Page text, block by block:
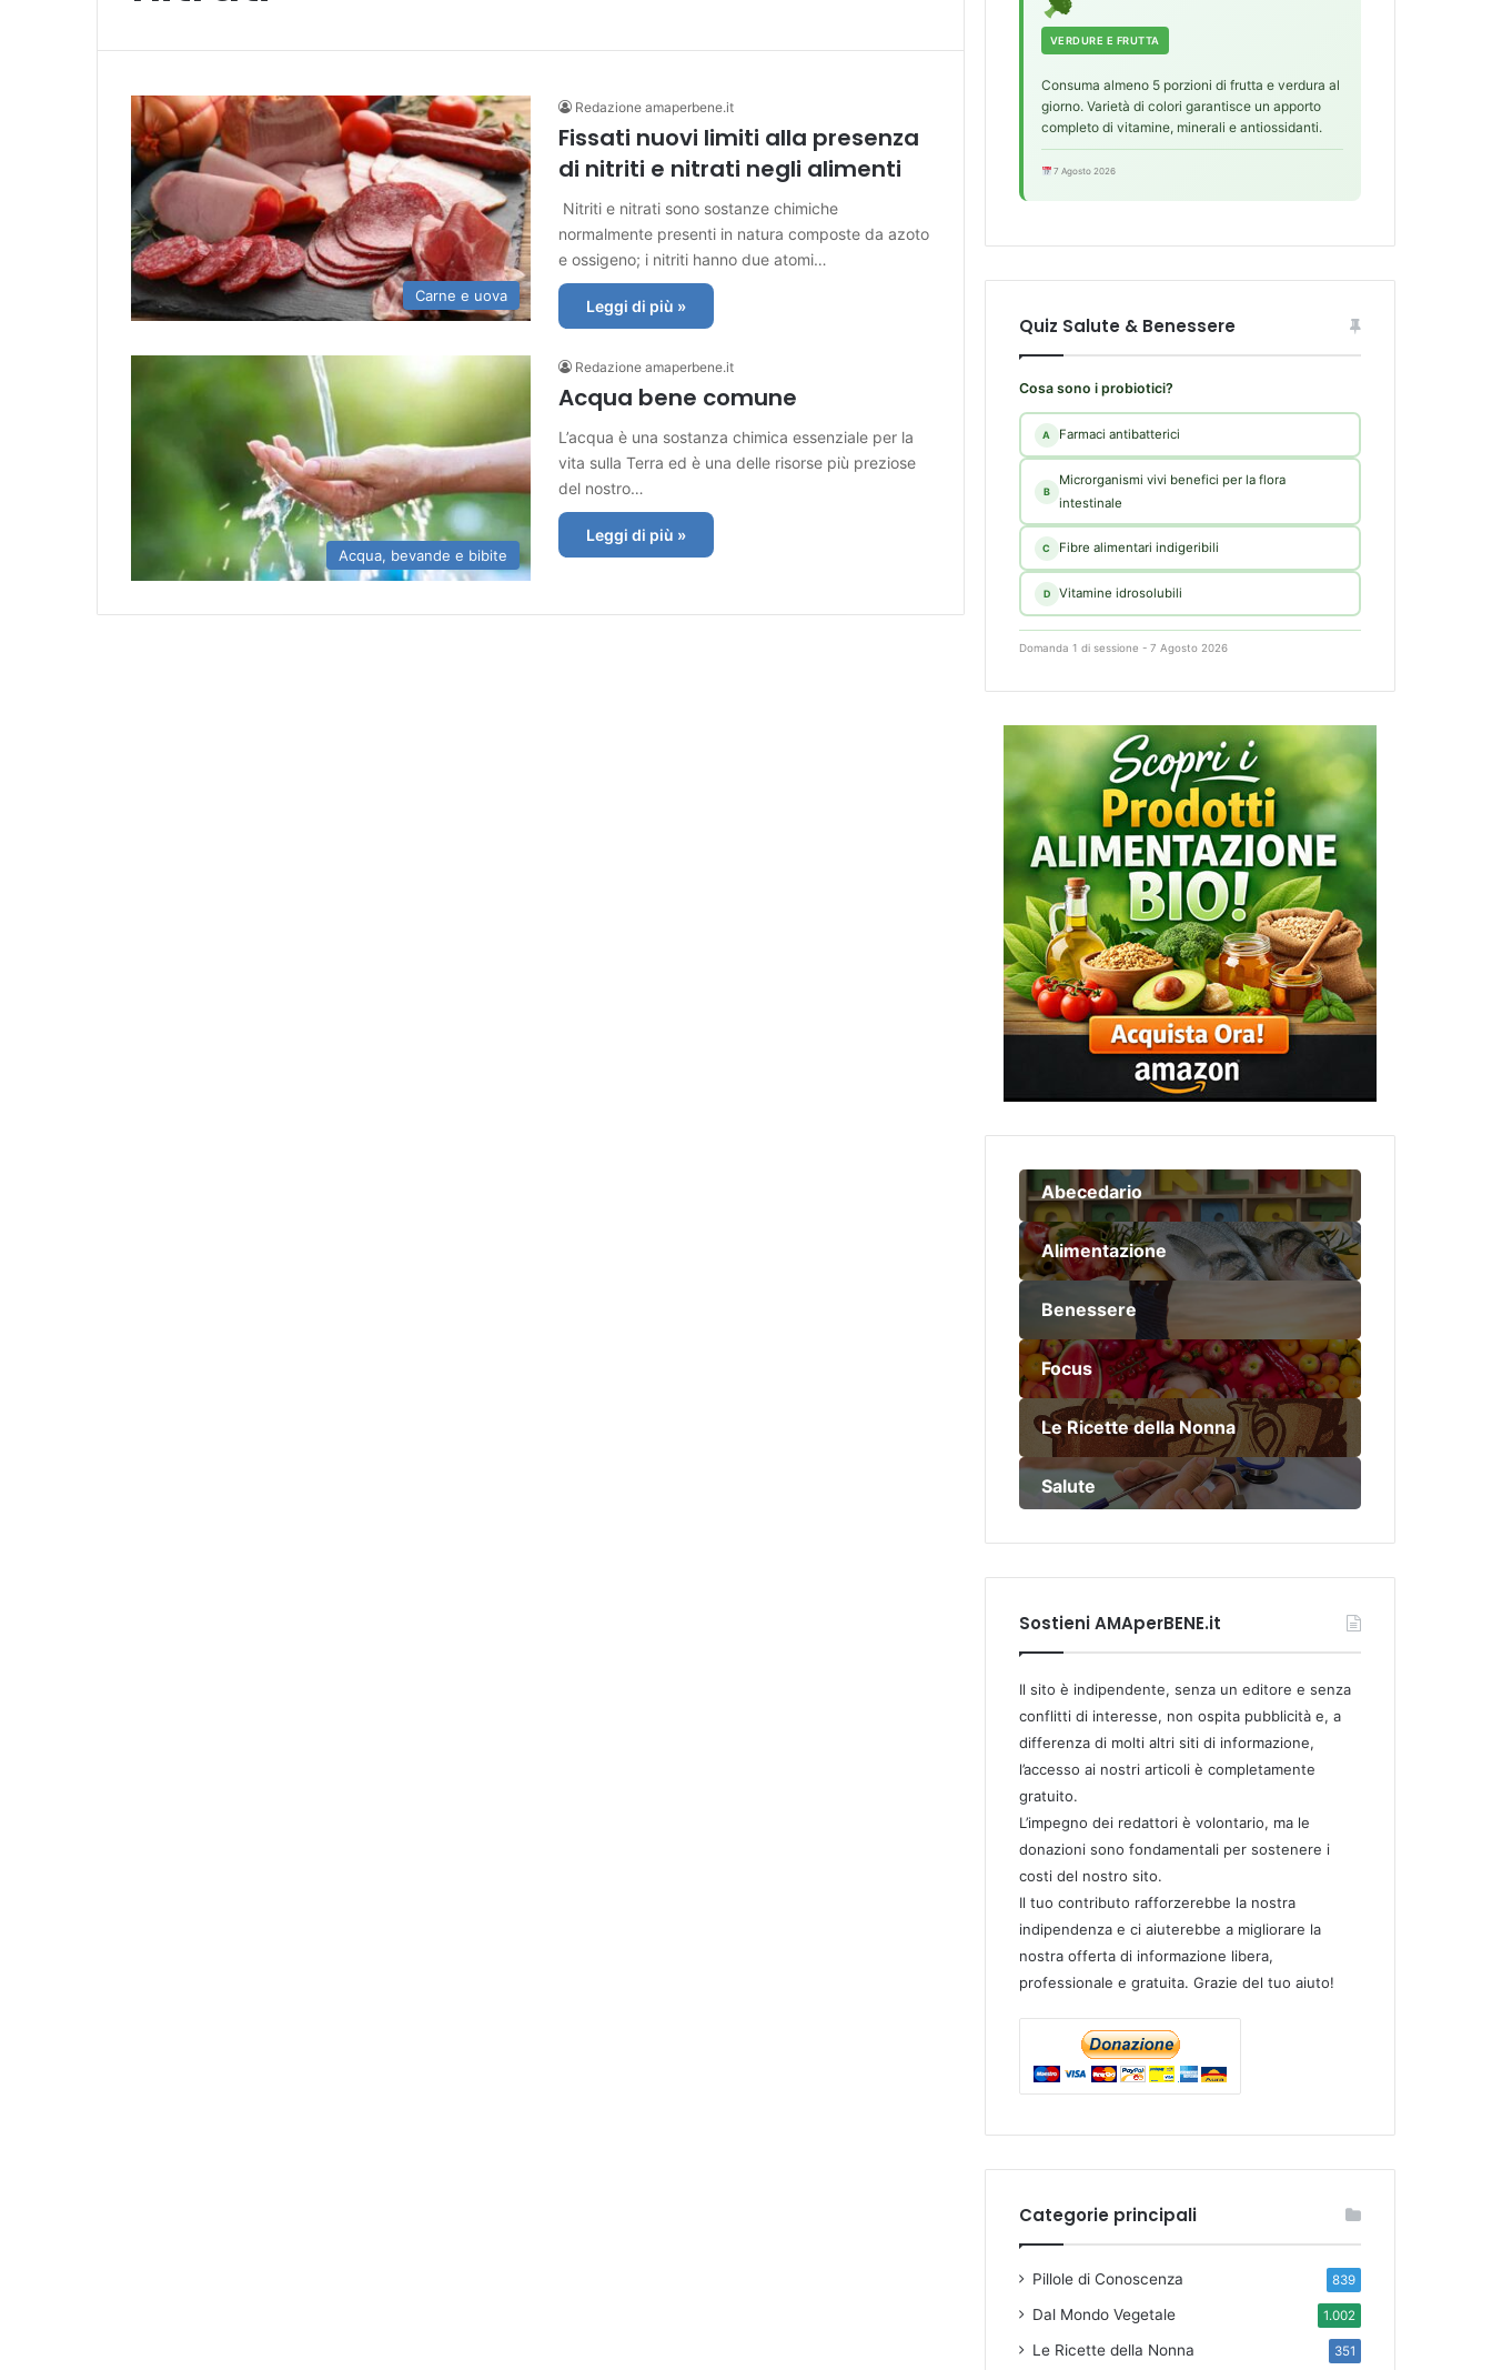
Carne e uova
Redazione amaperbene.it
Fissati nuovi limiti alla presenza
di nitriti e nitrati negli alimenti
Nitriti e nitrati sono sostanze chimiche
normalmente presenti in natura composte da azoto
e ossigeno; i nitriti hanno due atomi…
Leggi di più »
Acqua, bevande e bibite
Redazione amaperbene.it
Acqua bene comune
L’acqua è una sostanza chimica essenziale per la
vita sulla Terra ed è una delle risorse più preziose
del nostro…
Leggi di più »
VERDURE E FRUTTA
Consuma almeno 5 porzioni di frutta e verdura al
giorno. Varietà di colori garantisce un apporto
completo di vitamine, minerali e antiossidanti.
7 Agosto 2026
Quiz Salute & Benessere
Cosa sono i probiotici?
A Farmaci antibatterici
B
Microrganismi vivi benefici per la flora
intestinale
C Fibre alimentari indigeribili
D Vitamine idrosolubili
Domanda 1 di sessione - 7 Agosto 2026
Abecedario
Alimentazione
Benessere
Focus
Le Ricette della Nonna
Salute
Sostieni AMAperBENE.it
Il sito è indipendente, senza un editore e senza
conflitti di interesse, non ospita pubblicità e, a
differenza di molti altri siti di informazione,
l’accesso ai nostri articoli è completamente
gratuito.
L’impegno dei redattori è volontario, ma le
donazioni sono fondamentali per sostenere i
costi del nostro sito.
Il tuo contributo rafforzerebbe la nostra
indipendenza e ci aiuterebbe a migliorare la
nostra offerta di informazione libera,
professionale e gratuita. Grazie del tuo aiuto!
Categorie principali
Pillole di Conoscenza 839
Dal Mondo Vegetale 1.002
Le Ricette della Nonna 351